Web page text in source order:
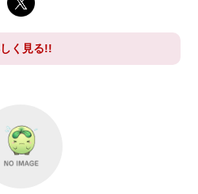
く見る!!